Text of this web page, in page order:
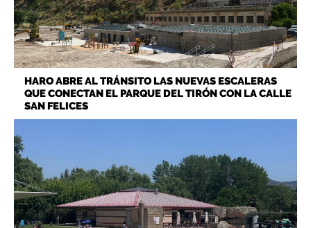
HARO ABRE AL TRÁNSITO LAS NUEVAS ESCALERAS
QUE CONECTAN EL PARQUE DEL TIRÓN CON LA CALLE
SAN FELICES